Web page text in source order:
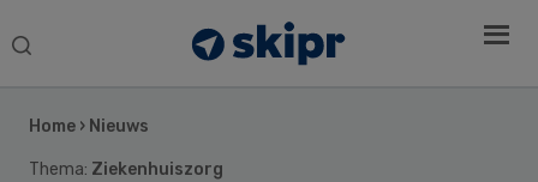
Search
Home › Nieuws
Thema: Ziekenhuiszorg
Sidebar